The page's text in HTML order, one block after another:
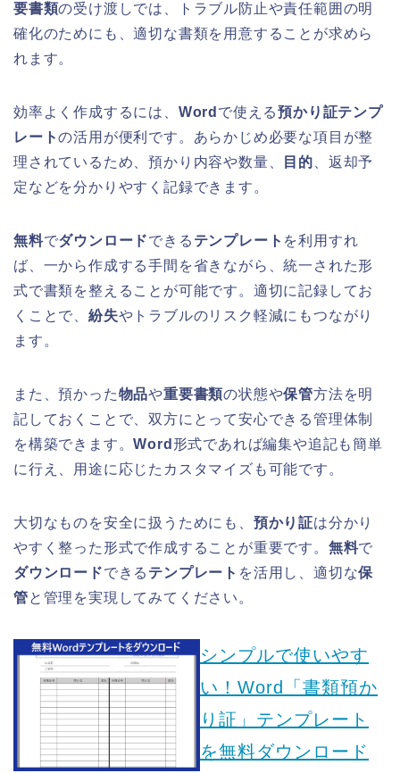
要書類の受け渡しでは、トラブル防止や責任範囲の明
確化のためにも、適切な書類を用意することが求めら
れます。
効率よく作成するには、 Word で使える預かり証テンプ
レートの活用が便利です。あらかじめ必要な項目が整
理されているため、預かり内容や数量、
目的 、返却予
定などを分かりやすく記録できます。
無料でダウンロードできる テンプレート を利用すれ
ば、一から作成する手間を省きながら、統一された形
式で書類を整えることが可能です。適切に記録してお
くことで、 紛失やトラブルのリスク軽減にもつながり
ます。
また、預かった物品や重要書類の状態や保管方法を明
記しておくことで、双方にとって安心できる管理体制
を構築できます。Word 形式であれば編集や追記も簡単
に行え、用途に応じたカスタマイズも可能です。
大切なものを安全に扱うためにも、 預かり証は分かり
やすく整った形式で作成することが重要です。 無料で
ダウンロードできる テンプレート を活用し、適切な保
管と管理を実現してみてください。
シンプルで使いやす
い！Word「書類預か
り証」テンプレート
を無料ダウンロード